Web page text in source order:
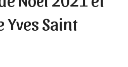
Saint